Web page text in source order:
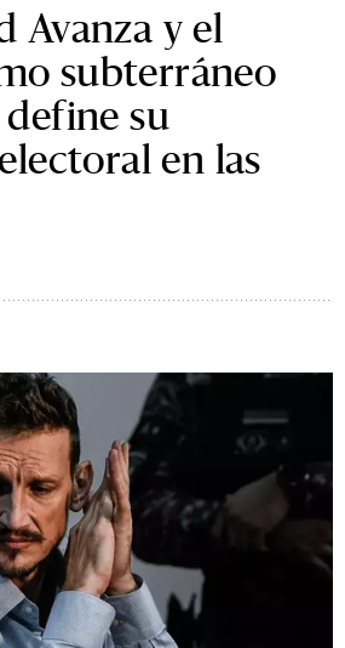
Avanza y el
subterráneo
su
en las